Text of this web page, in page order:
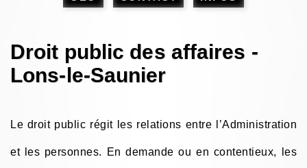
Droit public des affaires -
Lons-le-Saunier
Le droit public régit les relations entre l’Administration
et les personnes. En demande ou en contentieux, les